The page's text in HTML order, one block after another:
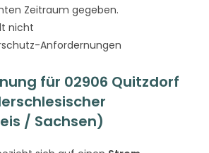
Zeitraum gegeben.
nicht
Anfordernungen
für 02906 Quitzdorf
/ Sachsen)